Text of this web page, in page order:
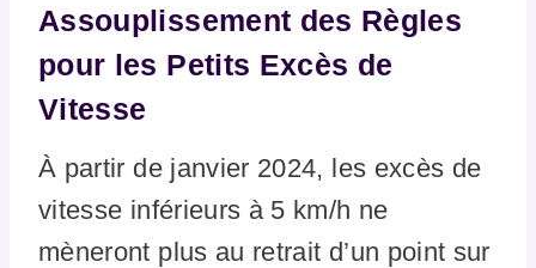
Assouplissement des Règles
pour les Petits Excès de
Vitesse
À partir de janvier 2024, les excès de
vitesse inférieurs à 5 km/h ne
mèneront plus au retrait d’un point sur